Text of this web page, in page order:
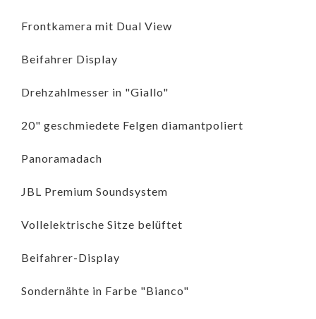
Frontkamera mit Dual View
Beifahrer Display
Drehzahlmesser in "Giallo"
20" geschmiedete Felgen diamantpoliert
Panoramadach
JBL Premium Soundsystem
Vollelektrische Sitze belüftet
Beifahrer-Display
Sondernähte in Farbe "Bianco"